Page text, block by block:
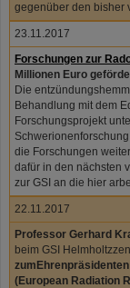
gegenüber den bisher
23.11.2017
Forschungen zur
Millionen Euro
Die
Behandlung mit dem
Forschungsprojekt
die Forschungen
dafür in den nächsten
zur GSI an die hier
22.11.2017
Professor Gerhard
beim GSI
zum
(European Radiation